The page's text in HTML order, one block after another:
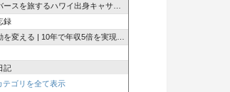
旅するハワイ出身キャサリンの旅行ガイド
録
える | 10年で年収5倍を実現した方法
記
記
テゴリを全て表示